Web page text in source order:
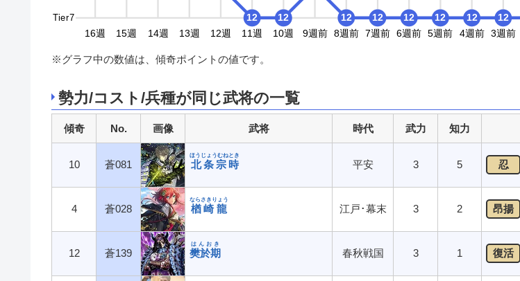
Tier7
16週 15週 14週 13週 12週 11週 10週 9週前 8週前 7週前 6週前 5週前 4週前 3週前
12 12 12 12 12 12 12 12
※グラフ中の数値は、傾奇ポイントの値です。
勢力/コスト/兵種が同じ武将の一覧
傾奇 No. 画像 武将 時代 武力 知力
10 蒼081 北条宗時
ほうじょうむねとき
平安 3 5 忍
4 蒼028 楢崎龍
ならさきりょう
江戸･幕末 3 2 昂揚
12 蒼139 樊於期
はんおき
春秋戦国 3 1 復活